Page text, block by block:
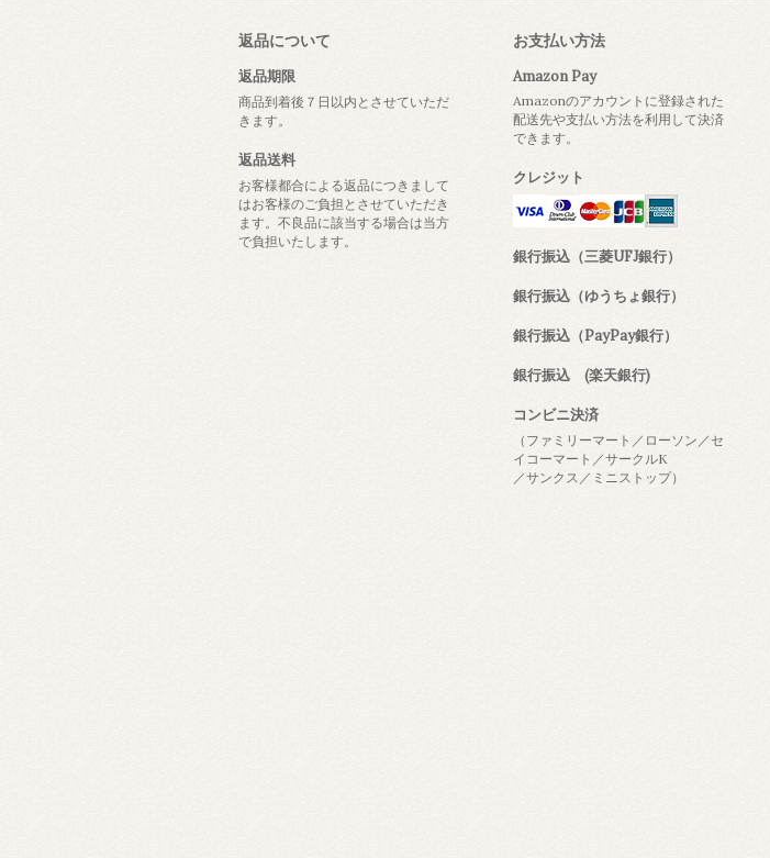
返品について
返品期限
商品到着後７日以内とさせていただ
きます。
返品送料
お客様都合による返品につきまして
はお客様のご負担とさせていただき
ます。不良品に該当する場合は当方
で負担いたします。
お支払い方法
Amazon Pay
Amazonのアカウントに登録された
配送先や支払い方法を利用して決済
できます。
クレジット
銀行振込（三菱UFJ銀行）
銀行振込（ゆうちょ銀行）
銀行振込（PayPay銀行）
銀行振込 (楽天銀行)
コンビニ決済
（ファミリーマート／ローソン／セ
イコーマート／サークルK
／サンクス／ミニストップ）